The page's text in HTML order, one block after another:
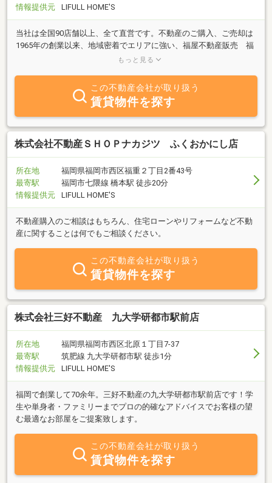
情報提供元
LIFULL HOME'S
当社は全国90店舗以上、全て直営です。不動産のご購入、ご売却は
1965年の創業以来、地域密着でエリアに強い、福屋不動産販売 福
岡姪浜店にお任せ下さいませ。当店のスタッフは一生懸命頑張りま
もっと見る
この不動産会社が取り扱う
賃貸物件を探す
株式会社不動産ＳＨＯＰナカジツ ふくおかにし店
所在地
福岡県福岡市西区福重２丁目2番43号
最寄駅
福岡市七隈線 橋本駅 徒歩20分
情報提供元
LIFULL HOME'S
不動産購入のご相談はもちろん、住宅ローンやリフォームなど不動
産に関することは何でもご相談ください。
この不動産会社が取り扱う
賃貸物件を探す
株式会社三好不動産 九大学研都市駅前店
所在地
福岡県福岡市西区北原１丁目7-37
最寄駅
筑肥線 九大学研都市駅 徒歩1分
情報提供元
LIFULL HOME'S
福岡で創業して70余年。三好不動産の九大学研都市駅前店です！学
生や単身者・ファミリーまでプロの的確なアドバイスでお客様の望
む最適なお部屋をご提案致します。
この不動産会社が取り扱う
賃貸物件を探す